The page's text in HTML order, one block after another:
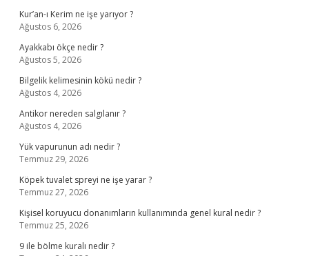
Kur’an-ı Kerim ne işe yarıyor ?
Ağustos 6, 2026
Ayakkabı ökçe nedir ?
Ağustos 5, 2026
Bilgelik kelimesinin kökü nedir ?
Ağustos 4, 2026
Antikor nereden salgılanır ?
Ağustos 4, 2026
Yük vapurunun adı nedir ?
Temmuz 29, 2026
Köpek tuvalet spreyi ne işe yarar ?
Temmuz 27, 2026
Kişisel koruyucu donanımların kullanımında genel kural nedir ?
Temmuz 25, 2026
9 ile bölme kuralı nedir ?